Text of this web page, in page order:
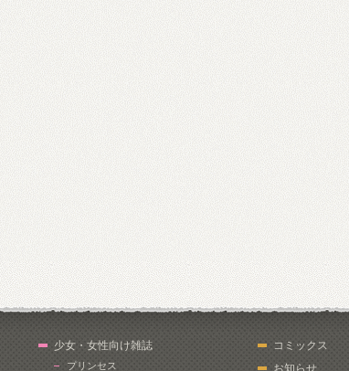
少女・女性向け雑誌
プリンセス
コミックス
お知らせ